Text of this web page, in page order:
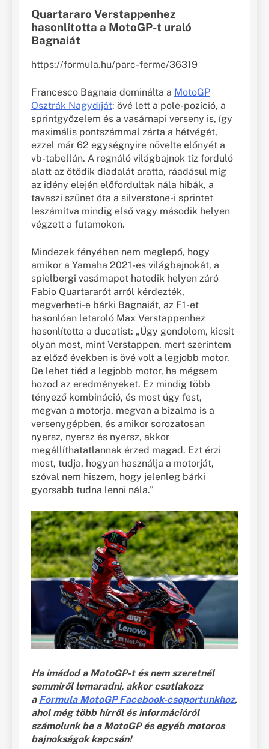
Quartararo Verstappenhez
hasonlította a MotoGP-t uraló
Bagnaiát
https://formula.hu/parc-ferme/36319
Francesco Bagnaia dominálta a MotoGP
Osztrák Nagydíját: övé lett a pole-pozíció, a
sprintgyőzelem és a vasárnapi verseny is, így
maximális pontszámmal zárta a hétvégét,
ezzel már 62 egységnyire növelte előnyét a
vb-tabellán. A regnáló világbajnok tíz forduló
alatt az ötödik diadalát aratta, ráadásul míg
az idény elején előfordultak nála hibák, a
tavaszi szünet óta a silverstone-i sprintet
leszámítva mindig első vagy második helyen
végzett a futamokon.
Mindezek fényében nem meglepő, hogy
amikor a Yamaha 2021-es világbajnokát, a
spielbergi vasárnapot hatodik helyen záró
Fabio Quartararót arról kérdezték,
megverheti-e bárki Bagnaiát, az F1-et
hasonlóan letaroló Max Verstappenhez
hasonlította a ducatist: „Úgy gondolom, kicsit
olyan most, mint Verstappen, mert szerintem
az előző években is övé volt a legjobb motor.
De lehet tiéd a legjobb motor, ha mégsem
hozod az eredményeket. Ez mindig több
tényező kombináció, és most úgy fest,
megvan a motorja, megvan a bizalma is a
versenygépben, és amikor sorozatosan
nyersz, nyersz és nyersz, akkor
megállíthatatlannak érzed magad. Ezt érzi
most, tudja, hogyan használja a motorját,
szóval nem hiszem, hogy jelenleg bárki
gyorsabb tudna lenni nála.”
Ha imádod a MotoGP-t és nem szeretnél
semmiről lemaradni, akkor csatlakozz
a Formula MotoGP Facebook-csoportunkhoz,
ahol még több hírről és információról
számolunk be a MotoGP és egyéb motoros
bajnokságok kapcsán!